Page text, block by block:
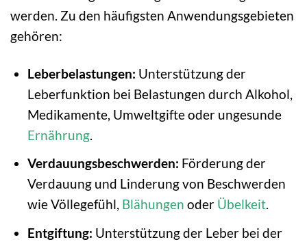
werden. Zu den häufigsten Anwendungsgebieten
gehören:
Leberbelastungen: Unterstützung der
Leberfunktion bei Belastungen durch Alkohol,
Medikamente, Umweltgifte oder ungesunde
Ernährung.
Verdauungsbeschwerden: Förderung der
Verdauung und Linderung von Beschwerden
wie Völlegefühl, Blähungen oder Übelkeit.
Entgiftung: Unterstützung der Leber bei der